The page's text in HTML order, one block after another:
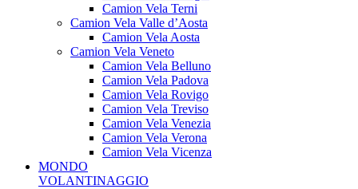
Camion Vela Terni
Camion Vela Valle d’Aosta
Camion Vela Aosta
Camion Vela Veneto
Camion Vela Belluno
Camion Vela Padova
Camion Vela Rovigo
Camion Vela Treviso
Camion Vela Venezia
Camion Vela Verona
Camion Vela Vicenza
MONDO
VOLANTINAGGIO